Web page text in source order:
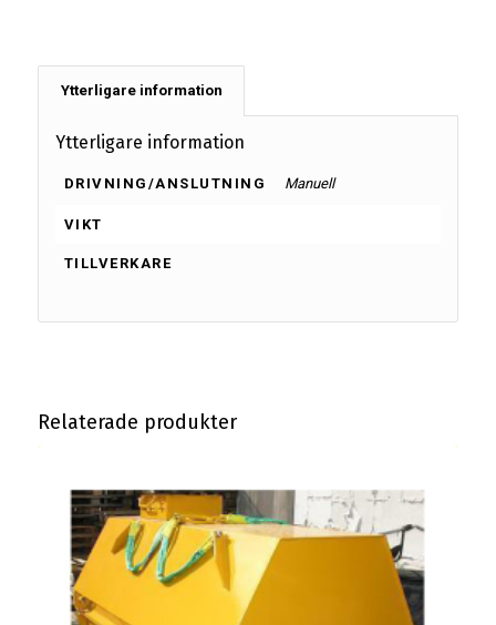
Ytterligare information
Ytterligare information
DRIVNING/ANSLUTNING Manuell
VIKT
TILLVERKARE
Relaterade produkter